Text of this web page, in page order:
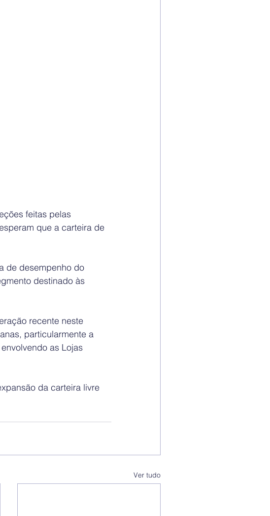
feitas pelas
que a carteira de
de desempenho do
destinado às
recente neste
particularmente a
as Lojas
da carteira livre
Ver tudo